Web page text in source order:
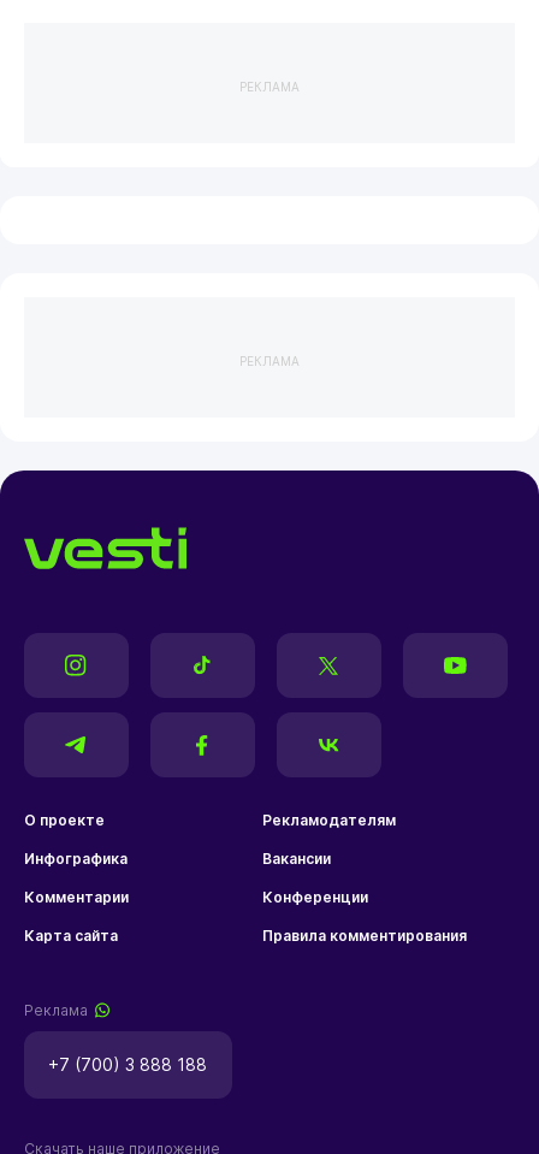
РЕКЛАМА
РЕКЛАМА
О проекте Рекламодателям
Инфографика Вакансии
Комментарии Конференции
Карта сайта Правила комментирования
Реклама
+7 (700) 3 888 188
Скачать наше приложение